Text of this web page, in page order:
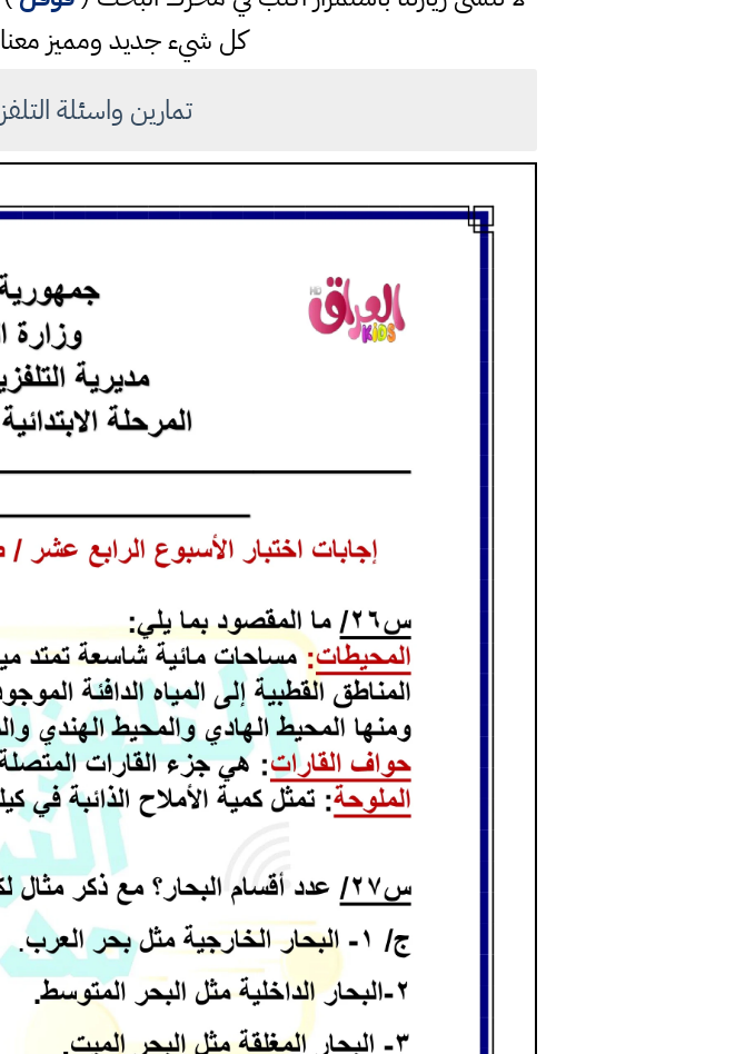
كل شيء جديد ومميز
تمارين واسئلة